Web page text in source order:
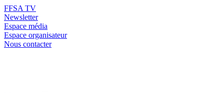
FFSA TV
Newsletter
Espace média
Espace organisateur
Nous contacter